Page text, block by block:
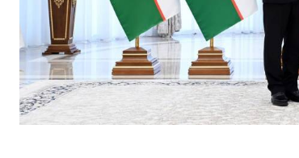
首届“中国-中亚”峰会 宪法改革